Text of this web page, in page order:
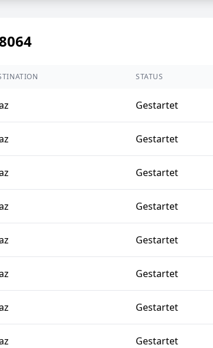
STATUS
Gestartet
Gestartet
Gestartet
Gestartet
Gestartet
Gestartet
Gestartet
Gestartet